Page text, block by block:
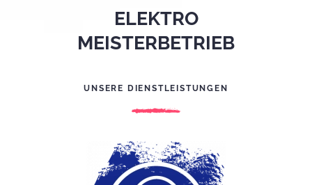
ELEKTRO
MEISTERBETRIEB
UNSERE DIENSTLEISTUNGEN